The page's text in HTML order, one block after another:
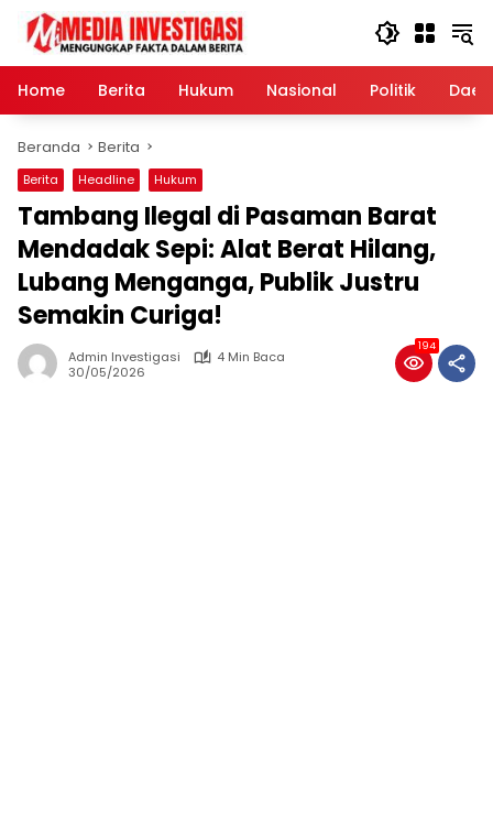
Langsung
konten
Home
Berita Hukum Nasional Politik
Beranda Berita
Berita Headline Hukum
Tambang Ilegal di Pasaman Barat
Mendadak Sepi: Alat Berat Hilang,
Lubang Menganga, Publik Justru
Semakin Curiga!
Admin Investigasi
4 Min Baca
30/05/2026
194